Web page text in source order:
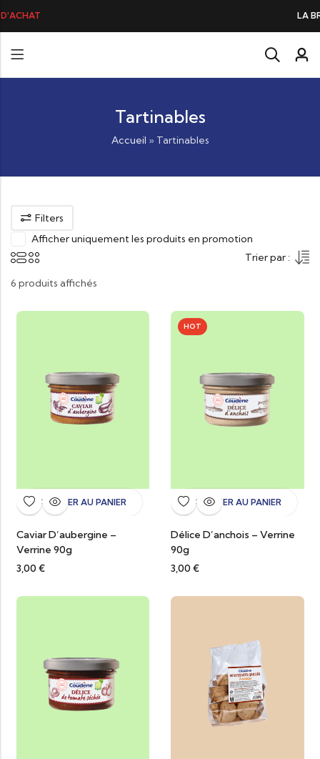
LA BRANDADE DE MORUE PRÉFÉRÉE
Tartinables
Accueil » Tartinables
Filters
Afficher uniquement les produits en promotion
Trier par :
6 produits affichés
AJOUTER AU PANIER
Caviar D’aubergine –
Verrine 90g
3,00 €
HOT
AJOUTER AU PANIER
Délice D’anchois – Verrine
90g
3,00 €